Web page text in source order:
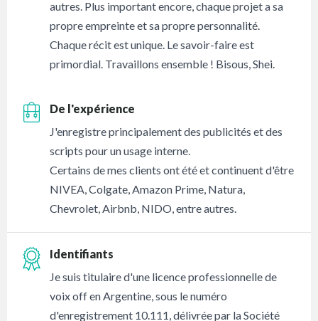
autres. Plus important encore, chaque projet a sa
propre empreinte et sa propre personnalité.
Chaque récit est unique. Le savoir-faire est
primordial. Travaillons ensemble ! Bisous, Shei.
De l'expérience
J'enregistre principalement des publicités et des
scripts pour un usage interne.
Certains de mes clients ont été et continuent d'être
NIVEA, Colgate, Amazon Prime, Natura,
Chevrolet, Airbnb, NIDO, entre autres.
Identifiants
Je suis titulaire d'une licence professionnelle de
voix off en Argentine, sous le numéro
d'enregistrement 10.111, délivrée par la Société